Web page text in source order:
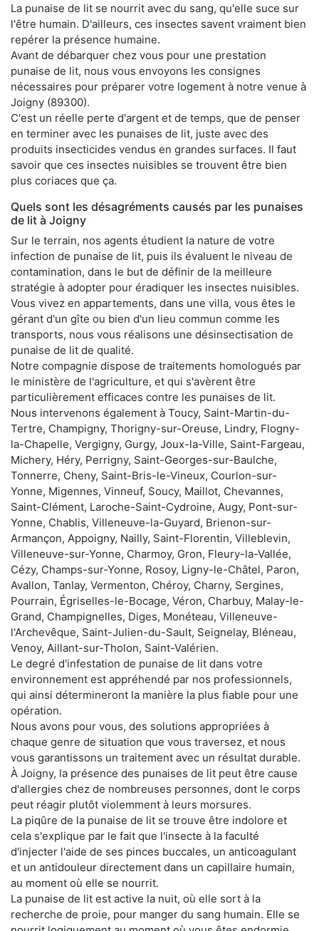
La punaise de lit se nourrit avec du sang, qu'elle suce sur
l'être humain. D'ailleurs, ces insectes savent vraiment bien
repérer la présence humaine.
Avant de débarquer chez vous pour une prestation
punaise de lit, nous vous envoyons les consignes
nécessaires pour préparer votre logement à notre venue à
Joigny (89300).
C'est un réelle perte d'argent et de temps, que de penser
en terminer avec les punaises de lit, juste avec des
produits insecticides vendus en grandes surfaces. Il faut
savoir que ces insectes nuisibles se trouvent être bien
plus coriaces que ça.
Quels sont les désagréments causés par les punaises
de lit à Joigny
Sur le terrain, nos agents étudient la nature de votre
infection de punaise de lit, puis ils évaluent le niveau de
contamination, dans le but de définir de la meilleure
stratégie à adopter pour éradiquer les insectes nuisibles.
Vous vivez en appartements, dans une villa, vous êtes le
gérant d'un gîte ou bien d'un lieu commun comme les
transports, nous vous réalisons une désinsectisation de
punaise de lit de qualité.
Notre compagnie dispose de traitements homologués par
le ministère de l'agriculture, et qui s'avèrent être
particulièrement efficaces contre les punaises de lit.
Nous intervenons également à Toucy, Saint-Martin-du-
Tertre, Champigny, Thorigny-sur-Oreuse, Lindry, Flogny-
la-Chapelle, Vergigny, Gurgy, Joux-la-Ville, Saint-Fargeau,
Michery, Héry, Perrigny, Saint-Georges-sur-Baulche,
Tonnerre, Cheny, Saint-Bris-le-Vineux, Courlon-sur-
Yonne, Migennes, Vinneuf, Soucy, Maillot, Chevannes,
Saint-Clément, Laroche-Saint-Cydroine, Augy, Pont-sur-
Yonne, Chablis, Villeneuve-la-Guyard, Brienon-sur-
Armançon, Appoigny, Nailly, Saint-Florentin, Villeblevin,
Villeneuve-sur-Yonne, Charmoy, Gron, Fleury-la-Vallée,
Cézy, Champs-sur-Yonne, Rosoy, Ligny-le-Châtel, Paron,
Avallon, Tanlay, Vermenton, Chéroy, Charny, Sergines,
Pourrain, Égriselles-le-Bocage, Véron, Charbuy, Malay-le-
Grand, Champignelles, Diges, Monéteau, Villeneuve-
l'Archevêque, Saint-Julien-du-Sault, Seignelay, Bléneau,
Venoy, Aillant-sur-Tholon, Saint-Valérien.
Le degré d'infestation de punaise de lit dans votre
environnement est appréhendé par nos professionnels,
qui ainsi détermineront la manière la plus fiable pour une
opération.
Nous avons pour vous, des solutions appropriées à
chaque genre de situation que vous traversez, et nous
vous garantissons un traitement avec un résultat durable.
À Joigny, la présence des punaises de lit peut être cause
d'allergies chez de nombreuses personnes, dont le corps
peut réagir plutôt violemment à leurs morsures.
La piqûre de la punaise de lit se trouve être indolore et
cela s'explique par le fait que l'insecte à la faculté
d'injecter l'aide de ses pinces buccales, un anticoagulant
et un antidouleur directement dans un capillaire humain,
au moment où elle se nourrit.
La punaise de lit est active la nuit, où elle sort à la
recherche de proie, pour manger du sang humain. Elle se